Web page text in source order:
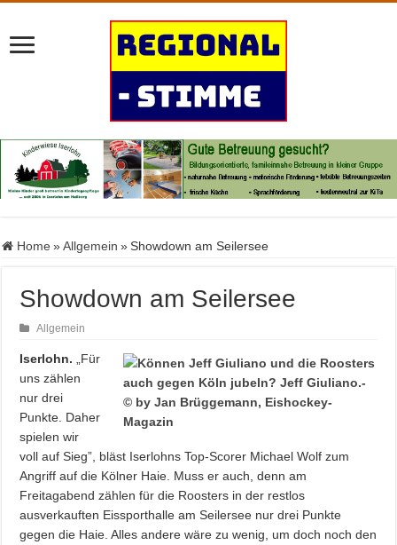
Home » Allgemein » Showdown am Seilersee
Showdown am Seilersee
Allgemein
Iserlohn.
„Für
uns zählen
nur drei
Punkte. Daher
spielen wir
voll auf Sieg”, bläst Iserlohns Top-Scorer Michael Wolf zum
Angriff auf die Kölner Haie. Muss er auch, denn am
Freitagabend zählen für die Roosters in der restlos
ausverkauften Eissporthalle am Seilersee nur drei Punkte
gegen die Haie. Alles andere wäre zu wenig, um doch noch den